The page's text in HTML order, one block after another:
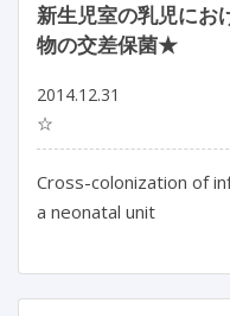
新生児室の乳児にお
物の交差保菌★
2014.12.31
☆
Cross-colonization of
a neonatal unit